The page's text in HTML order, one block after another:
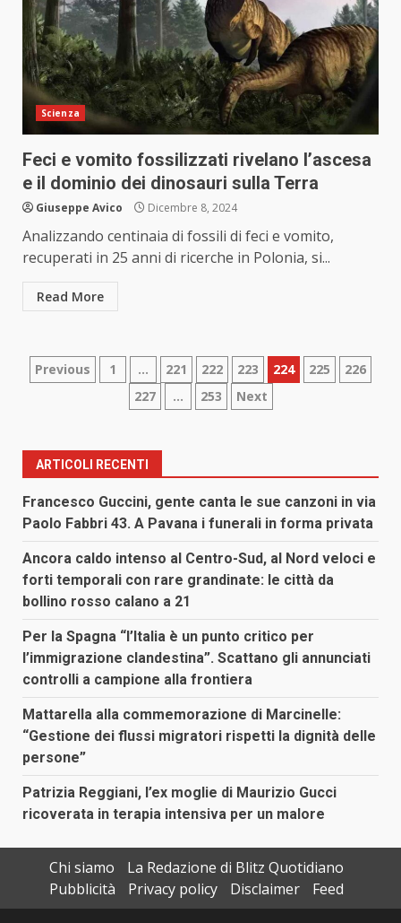
Scienza
Feci e vomito fossilizzati rivelano l’ascesa
e il dominio dei dinosauri sulla Terra
Giuseppe Avico Dicembre 8, 2024
Analizzando centinaia di fossili di feci e vomito,
recuperati in 25 anni di ricerche in Polonia, si...
Read More
Paginazione
articoli
Previous 1 … 221 222 223 224 225
226
227
… 253 Next
ARTICOLI RECENTI
Francesco Guccini, gente canta le sue canzoni in via
Paolo Fabbri 43. A Pavana i funerali in forma privata
Ancora caldo intenso al Centro-Sud, al Nord veloci e
forti temporali con rare grandinate: le città da
bollino rosso calano a 21
Per la Spagna “l’Italia è un punto critico per
l’immigrazione clandestina”. Scattano gli annunciati
controlli a campione alla frontiera
Mattarella alla commemorazione di Marcinelle:
“Gestione dei flussi migratori rispetti la dignità delle
persone”
Patrizia Reggiani, l’ex moglie di Maurizio Gucci
ricoverata in terapia intensiva per un malore
Chi siamo
La Redazione di Blitz Quotidiano
Pubblicità
Privacy policy Disclaimer
Feed